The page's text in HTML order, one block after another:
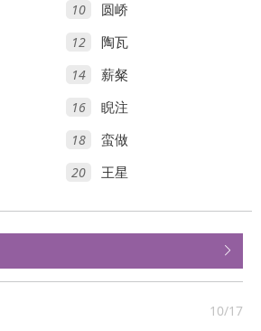
10 圆峤
12 陶瓦
14 薪粲
16 睨注
18 蛮做
20 王星

10/17